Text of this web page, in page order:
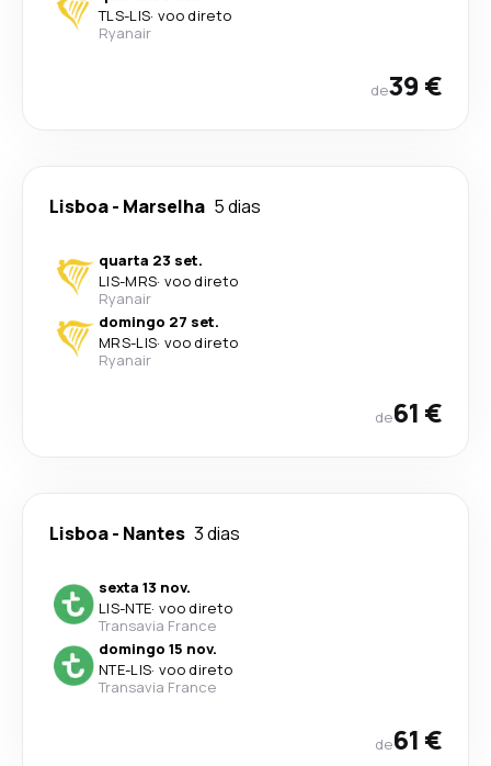
TLS-LIS· voo direto
Ryanair
de39 €
Lisboa- Marselha 5 dias
quarta 23 set.
LIS-MRS· voo direto
Ryanair
domingo 27 set.
MRS-LIS· voo direto
Ryanair
de61 €
Lisboa- Nantes 3 dias
sexta 13 nov.
LIS-NTE· voo direto
Transavia France
domingo 15 nov.
NTE-LIS· voo direto
Transavia France
de61 €